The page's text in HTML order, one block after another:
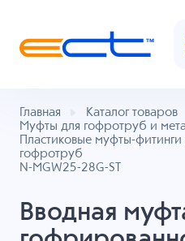
Главная
Каталог товаров
Муфты для гофротруб и
Пластиковые муфты-
гофротруб
N-MGW25-28G-ST
Вводная